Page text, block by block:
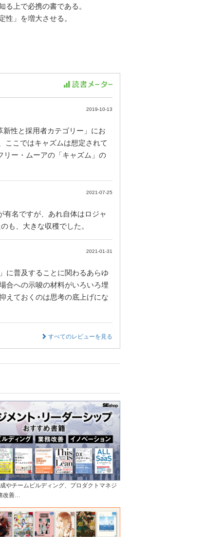
上で必携の書である。
」を増大させる。
2019-10-13
性と採用者カテゴリー」にお
ここではキャズムは想定されて
リー・ムーアの「キャズム」の
2021-07-25
有名ですが、あれ自体はロジャ
も、大きな収穫でした。
2021-01-31
に普及することに関わるあらゆ
合への示唆の材料がいろいろ埋
えておくのは思考の底上げにな
すべてのレビューを見る
やチームビルディング、プロダクトマネジ
改善…